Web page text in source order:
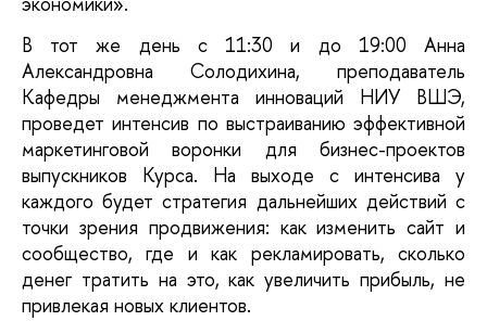
В тот же день с 11:30 и до 19:00 Анна
Александровна Солодихина, преподаватель
Кафедры менеджмента инноваций НИУ ВШЭ,
проведет интенсив по выстраиванию эффективной
маркетинговой воронки для бизнес-проектов
выпускников Курса. На выходе с интенсива у
каждого будет стратегия дальнейших действий с
точки зрения продвижения: как изменить сайт и
сообщество, где и как рекламировать, сколько
денег тратить на это, как увеличить прибыль, не
привлекая новых клиентов.